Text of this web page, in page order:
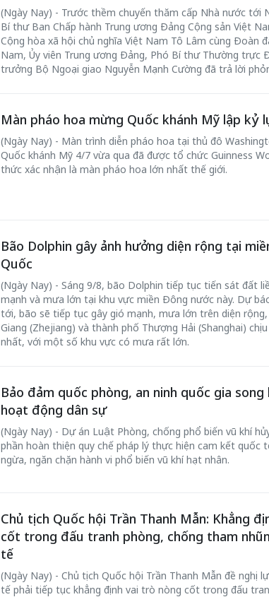
(Ngày Nay) - Trước thềm chuyến thăm cấp Nhà nước tới
Bí thư Ban Chấp hành Trung ương Đảng Cộng sản Việt
Cộng hòa xã hội chủ nghĩa Việt Nam Tô Lâm cùng Đoàn
Nam, Ủy viên Trung ương Đảng, Phó Bí thư Thường trực
trưởng Bộ Ngoại giao Nguyễn Mạnh Cường đã trả lời
Màn pháo hoa mừng Quốc khánh Mỹ lập kỷ
(Ngày Nay) - Màn trình diễn pháo hoa tại thủ đô
Quốc khánh Mỹ 4/7 vừa qua đã được tổ chức Guinness
thức xác nhận là màn pháo hoa lớn nhất thế giới.
Bão Dolphin gây ảnh hưởng diện rộng tại
Quốc
(Ngày Nay) - Sáng 9/8, bão Dolphin tiếp tục tiến sát đất
mạnh và mưa lớn tại khu vực miền Đông nước này. Dự
tới, bão sẽ tiếp tục gây gió mạnh, mưa lớn trên diện
Giang (Zhejiang) và thành phố Thượng Hải (Shanghai)
nhất, với một số khu vực có mưa rất lớn.
Bảo đảm quốc phòng, an ninh quốc gia
hoạt động dân sự
(Ngày Nay) - Dự án Luật Phòng, chống phổ biến vũ khí
phần hoàn thiện quy chế pháp lý thực hiện cam kết quốc
ngừa, ngăn chặn hành vi phổ biến vũ khí hạt nhân.
Chủ tịch Quốc hội Trần Thanh Mẫn: Khẳng
cốt trong đấu tranh phòng, chống tham
tế
(Ngày Nay) - Chủ tịch Quốc hội Trần Thanh Mẫn đề nghị
tế phải tiếp tục khẳng định vai trò nòng cốt trong đấu